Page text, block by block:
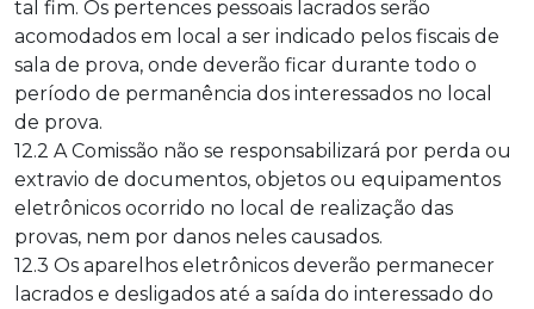
tal fim. Os pertences pessoais lacrados serão
acomodados em local a ser indicado pelos fiscais de
sala de prova, onde deverão ficar durante todo o
período de permanência dos interessados no local
de prova.
12.2 A Comissão não se responsabilizará por perda ou
extravio de documentos, objetos ou equipamentos
eletrônicos ocorrido no local de realização das
provas, nem por danos neles causados.
12.3 Os aparelhos eletrônicos deverão permanecer
lacrados e desligados até a saída do interessado do